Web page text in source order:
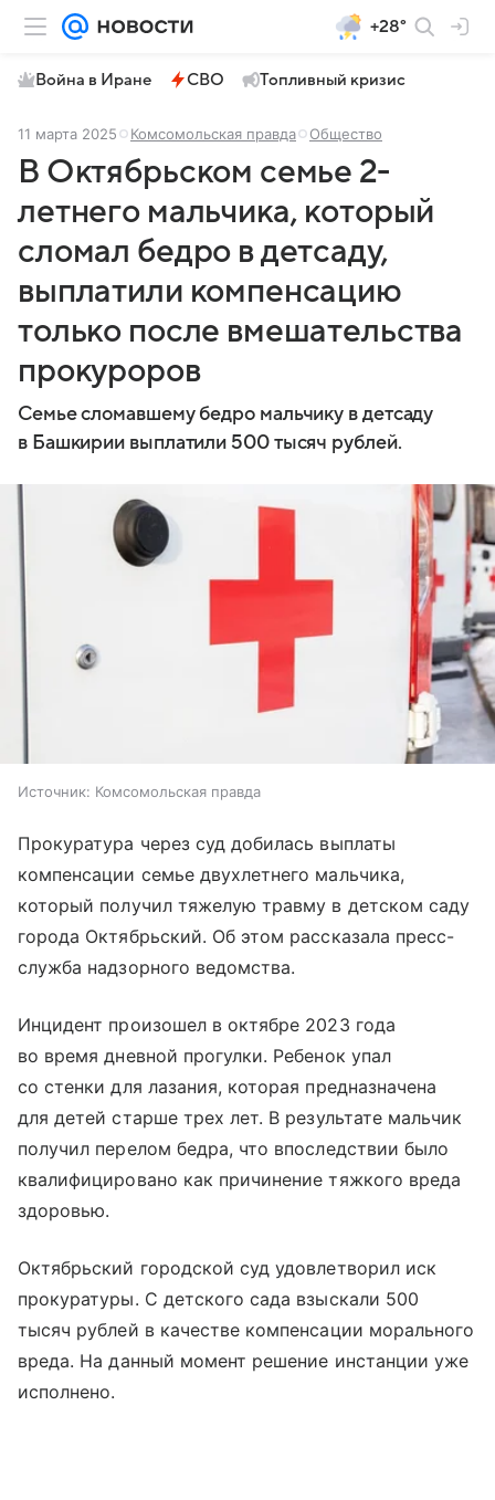
+28°
Война в Иране СВО Топливный кризис
11 марта 2025 Комсомольская правда Общество
В Октябрьском семье 2-
летнего мальчика, который
сломал бедро в детсаду,
выплатили компенсацию
только после вмешательства
прокуроров
Семье сломавшему бедро мальчику в детсаду
в Башкирии выплатили 500 тысяч рублей.
Источник: Комсомольская правда
Прокуратура через суд добилась выплаты
компенсации семье двухлетнего мальчика,
который получил тяжелую травму в детском саду
города Октябрьский. Об этом рассказала пресс-
служба надзорного ведомства.
Инцидент произошел в октябре 2023 года
во время дневной прогулки. Ребенок упал
со стенки для лазания, которая предназначена
для детей старше трех лет. В результате мальчик
получил перелом бедра, что впоследствии было
квалифицировано как причинение тяжкого вреда
здоровью.
Октябрьский городской суд удовлетворил иск
прокуратуры. С детского сада взыскали 500
тысяч рублей в качестве компенсации морального
вреда. На данный момент решение инстанции уже
исполнено.